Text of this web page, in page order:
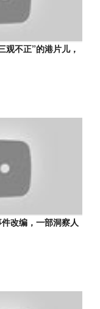
观不正”的港片儿，
改编，一部洞察人